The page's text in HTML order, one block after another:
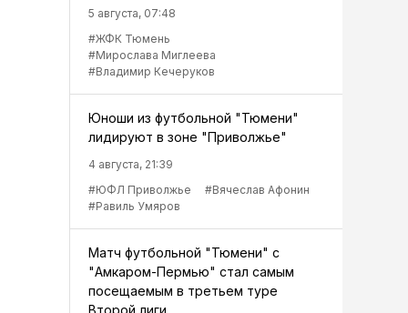
5 августа, 07:48
#ЖФК Тюмень
#Мирослава Миглеева
#Владимир Кечеруков
Юноши из футбольной "Тюмени"
лидируют в зоне "Приволжье"
4 августа, 21:39
#ЮФЛ Приволжье
#Вячеслав Афонин
#Равиль Умяров
Матч футбольной "Тюмени" с
"Амкаром-Пермью" стал самым
посещаемым в третьем туре
Второй лиги